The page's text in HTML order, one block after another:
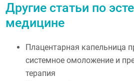
Другие статьи по
медицине
Плацентарная капельница
системное омоложение и
терапия